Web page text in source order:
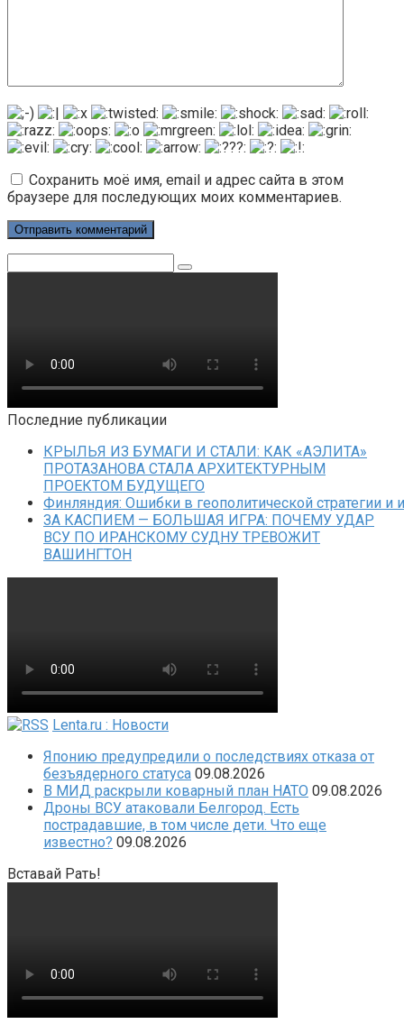
Сохранить моё имя, email и адрес сайта в этом
браузере для последующих моих комментариев.
Последние публикации
КРЫЛЬЯ ИЗ БУМАГИ И СТАЛИ: КАК «АЭЛИТА»
ПРОТАЗАНОВА СТАЛА АРХИТЕКТУРНЫМ
ПРОЕКТОМ БУДУЩЕГО
Финляндия: Ошибки в геополитической стратегии и
ЗА КАСПИЕМ — БОЛЬШАЯ ИГРА: ПОЧЕМУ УДАР
ВСУ ПО ИРАНСКОМУ СУДНУ ТРЕВОЖИТ
ВАШИНГТОН
Lenta.ru : Новости
Японию предупредили о последствиях отказа от
безъядерного статуса 09.08.2026
В МИД раскрыли коварный план НАТО 09.08.2026
Дроны ВСУ атаковали Белгород. Есть
пострадавшие, в том числе дети. Что еще
известно? 09.08.2026
Вставай Рать!